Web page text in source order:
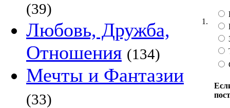
(39)
Любовь, Дружба,
Отношения (134)
Мечты и Фантазии
(33)
1.